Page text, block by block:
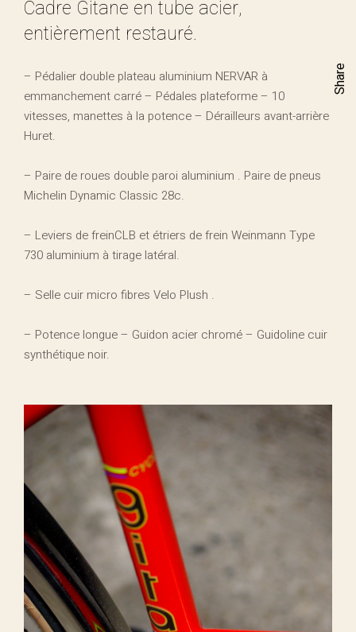
Cadre Gitane en tube acier,
entièrement restauré.
– Pédalier double plateau aluminium NERVAR à
emmanchement carré – Pédales plateforme – 10
vitesses, manettes à la potence – Dérailleurs avant-arrière
Huret.
– Paire de roues double paroi aluminium . Paire de pneus
Michelin Dynamic Classic 28c.
– Leviers de freinCLB et étriers de frein Weinmann Type
730 aluminium à tirage latéral.
– Selle cuir micro fibres Velo Plush .
– Potence longue – Guidon acier chromé – Guidoline cuir
synthétique noir.
Share